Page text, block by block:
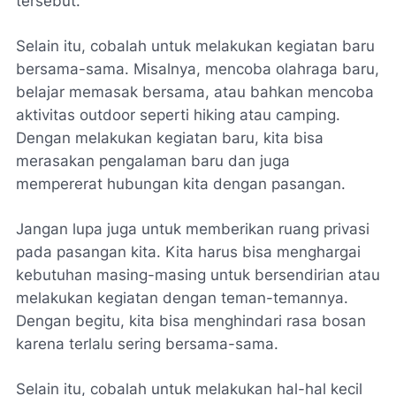
Selain itu, cobalah untuk melakukan kegiatan baru
bersama-sama. Misalnya, mencoba olahraga baru,
belajar memasak bersama, atau bahkan mencoba
aktivitas outdoor seperti hiking atau camping.
Dengan melakukan kegiatan baru, kita bisa
merasakan pengalaman baru dan juga
mempererat hubungan kita dengan pasangan.
Jangan lupa juga untuk memberikan ruang privasi
pada pasangan kita. Kita harus bisa menghargai
kebutuhan masing-masing untuk bersendirian atau
melakukan kegiatan dengan teman-temannya.
Dengan begitu, kita bisa menghindari rasa bosan
karena terlalu sering bersama-sama.
Selain itu, cobalah untuk melakukan hal-hal kecil